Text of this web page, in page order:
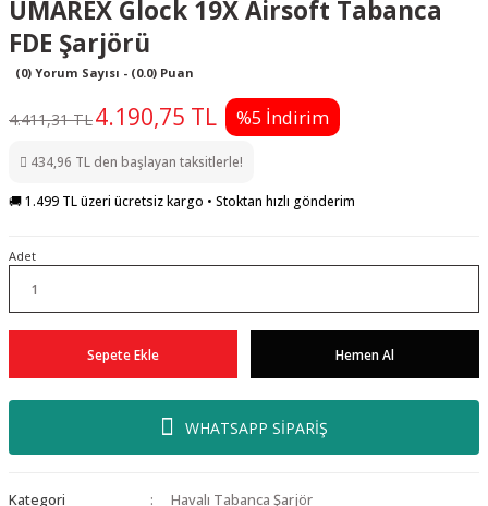
UMAREX Glock 19X Airsoft Tabanca
FDE Şarjörü
(0) Yorum Sayısı - (0.0) Puan
4.411,31 TL4.190,75 TL %5 İndirim
434,96 TL den başlayan taksitlerle!
🚚 1.499 TL üzeri ücretsiz kargo • Stoktan hızlı gönderim
Adet
Sepete Ekle Hemen Al
WHATSAPP SİPARİŞ
Kategori
Havalı Tabanca Şarjör